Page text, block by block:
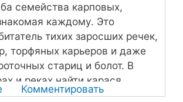
семейства карповых,
каждому. Это
тихих заросших речек,
торфяных карьеров и даже
стариц и болот. В
и реках найти карася
невозможно
Комментировать